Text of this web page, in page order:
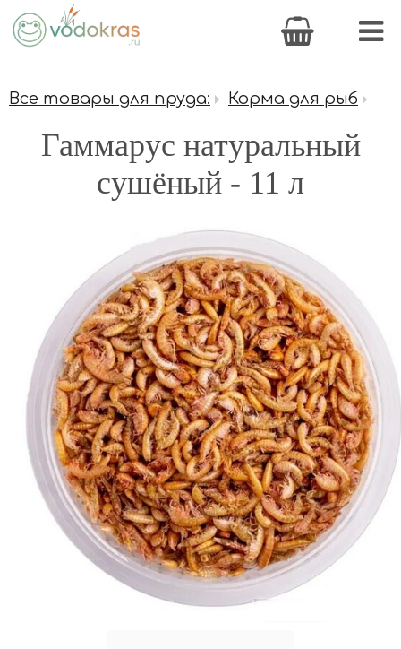
Все товары для пруда: Корма для рыб
Гаммарус натуральный
сушёный - 11 л